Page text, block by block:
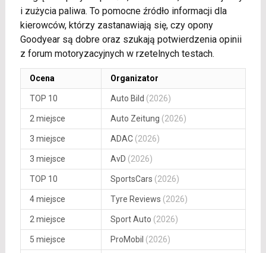
i zużycia paliwa. To pomocne źródło informacji dla
kierowców, którzy zastanawiają się, czy opony
Goodyear są dobre oraz szukają potwierdzenia opinii
z forum motoryzacyjnych w rzetelnych testach.
Ocena Organizator
TOP 10 Auto Bild (2026)
2 miejsce Auto Zeitung (2026)
3 miejsce ADAC (2026)
3 miejsce AvD (2026)
TOP 10 SportsCars (2026)
4 miejsce Tyre Reviews (2026)
2 miejsce Sport Auto (2026)
5 miejsce ProMobil (2026)